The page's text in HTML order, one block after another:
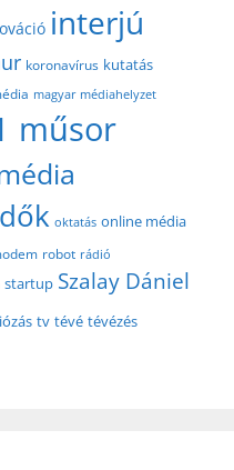
interjú
koronavírus kutatás
magyar médiahelyzet
műsor
oktatás online média
robot rádió
startup Szalay Dániel
tv tévé tévézés